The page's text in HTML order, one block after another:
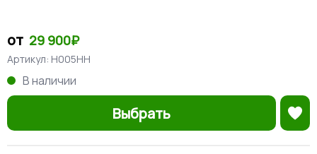
от 29 900₽
Артикул: H005HH
Выбрать
В наличии